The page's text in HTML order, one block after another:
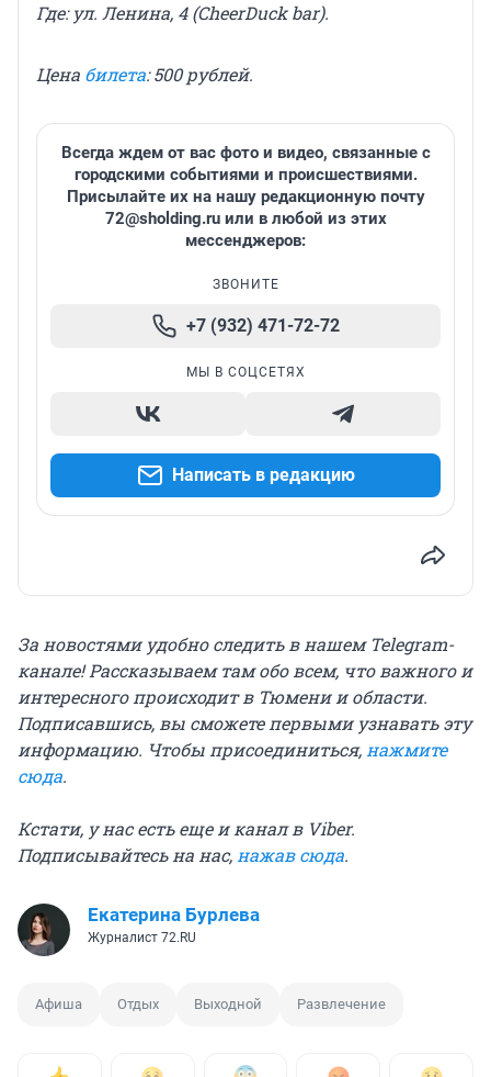
Где: ул. Ленина, 4 (CheerDuck bar).
Цена билета: 500 рублей.
Всегда ждем от вас фото и видео, связанные с
городскими событиями и происшествиями.
Присылайте их на нашу редакционную почту
72@sholding.ruили в любой из этих
мессенджеров:
ЗВОНИТЕ
+7 (932) 471-72-72
МЫ В СОЦСЕТЯХ
Написать в редакцию
За новостями удобно следить в нашем Telegram-
канале! Рассказываем там обо всем, что важного и
интересного происходит в Тюмени и области.
Подписавшись, вы сможете первыми узнавать эту
информацию. Чтобы присоединиться,нажмите
сюда.
Кстати, у нас есть еще и канал в Viber.
Подписывайтесь на нас,нажав сюда.
Екатерина Бурлева
Журналист 72.RU
Афиша Отдых Выходной Развлечение